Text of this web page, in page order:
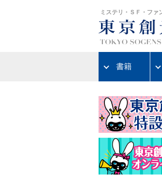
ミステリ・ＳＦ・ファ
書籍